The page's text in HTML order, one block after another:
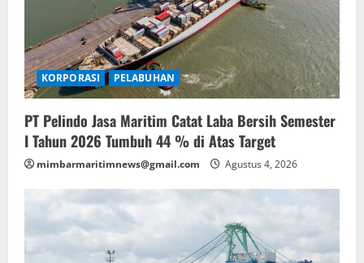
KORPORASI PELABUHAN
PT Pelindo Jasa Maritim Catat Laba Bersih Semester
I Tahun 2026 Tumbuh 44 % di Atas Target
mimbarmaritimnews@gmail.com Agustus 4, 2026